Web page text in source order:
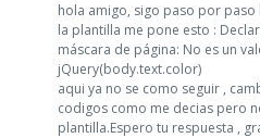
hola amigo, sigo paso por
la plantilla me pone esto :
máscara de página: No es un
jQuery(body.text.color)
aqui ya no se como seguir ,
codigos como me decias pero
plantilla.Espero tu respuesta ,